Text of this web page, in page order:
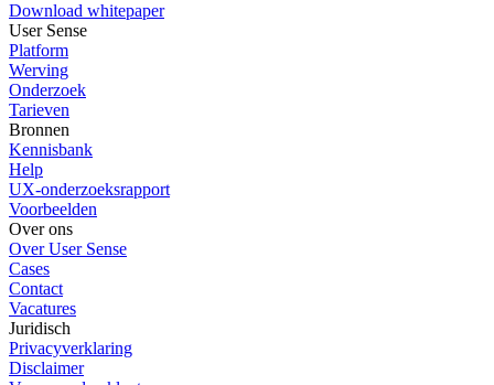
Download whitepaper
User Sense
Platform
Werving
Onderzoek
Tarieven
Bronnen
Kennisbank
Help
UX-onderzoeksrapport
Voorbeelden
Over ons
Over User Sense
Cases
Contact
Vacatures
Juridisch
Privacyverklaring
Disclaimer